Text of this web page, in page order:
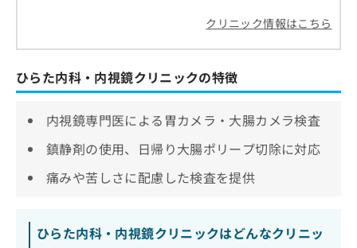
クリニック情報はこちら
ひらた内科・内視鏡クリニックの特徴
内視鏡専門医による胃カメラ・大腸カメラ検査
鎮静剤の使用、日帰り大腸ポリープ切除に対応
痛みや苦しさに配慮した検査を提供
ひらた内科・内視鏡クリニックはどんなクリニッ